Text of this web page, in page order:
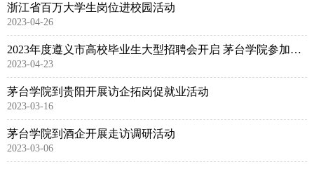
浙江省百万大学生岗位进校园活动
2023-04-26
2023年度遵义市高校毕业生大型招聘会开启 茅台学院参加招聘活动
2023-04-23
茅台学院到贵阳开展访企拓岗促就业活动
2023-03-16
茅台学院到酒企开展走访调研活动
2023-03-06